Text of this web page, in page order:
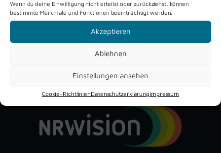
Wenn du deine Einwilligung nicht erteilst oder zurückziehst, können
bestimmte Merkmale und Funktionen beeinträchtigt werden.
Akzeptieren
Ablehnen
Einstellungen ansehen
Cookie-RichtlinienDatenschutzerklärungImpressum
YouTube
Instagram
Facebook